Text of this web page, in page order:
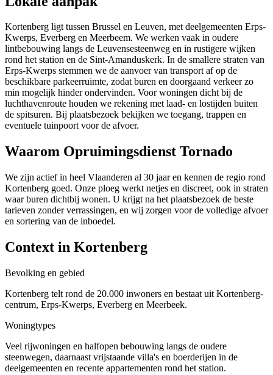
Kortenberg ligt tussen Brussel en Leuven, met deelgemeenten Erps-
Kwerps, Everberg en Meerbeem. We werken vaak in oudere
lintbebouwing langs de Leuvensesteenweg en in rustigere wijken
rond het station en de Sint-Amanduskerk. In de smallere straten van
Erps-Kwerps stemmen we de aanvoer van transport af op de
beschikbare parkeerruimte, zodat buren en doorgaand verkeer zo
min mogelijk hinder ondervinden. Voor woningen dicht bij de
luchthavenroute houden we rekening met laad- en lostijden buiten
de spitsuren. Bij plaatsbezoek bekijken we toegang, trappen en
eventuele tuinpoort voor de afvoer.
Waarom Opruimingsdienst Tornado
We zijn actief in heel Vlaanderen al 30 jaar en kennen de regio rond
Kortenberg goed. Onze ploeg werkt netjes en discreet, ook in straten
waar buren dichtbij wonen. U krijgt na het plaatsbezoek de beste
tarieven zonder verrassingen, en wij zorgen voor de volledige afvoer
en sortering van de inboedel.
Context in Kortenberg
Bevolking en gebied
Kortenberg telt rond de 20.000 inwoners en bestaat uit Kortenberg-
centrum, Erps-Kwerps, Everberg en Meerbeek.
Woningtypes
Veel rijwoningen en halfopen bebouwing langs de oudere
steenwegen, daarnaast vrijstaande villa's en boerderijen in de
deelgemeenten en recente appartementen rond het station.